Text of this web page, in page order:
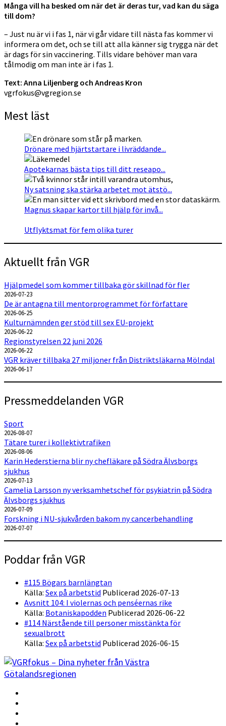
Många vill ha besked om när det är deras tur, vad kan du säga
till dom?
– Just nu är vi i fas 1, när vi går vidare till nästa fas kommer vi
informera om det, och se till att alla känner sig trygga när det
är dags för sin vaccinering. Tills vidare behöver man vara
tålmodig om man inte är i fas 1.
Text: Anna Liljenberg och Andreas Kron
vgrfokus@vgregion.se
Mest läst
Drönare med hjärtstartare i livräddande...
Apotekarnas bästa tips till ditt reseapo...
Ny satsning ska stärka arbetet mot ätstö...
Magnus skapar kartor till hjälp för invå...
Utflyktsmat för fem olika turer
Aktuellt från VGR
Hjälpmedel som kommer tillbaka gör skillnad för fler
2026-07-23
De är antagna till mentorprogrammet för författare
2026-06-25
Kulturnämnden ger stöd till sex EU-projekt
2026-06-22
Regionstyrelsen 22 juni 2026
2026-06-22
VGR kräver tillbaka 27 miljoner från Distriktsläkarna Mölndal
2026-06-17
Pressmeddelanden VGR
Sport
2026-08-07
Tätare turer i kollektivtrafiken
2026-08-06
Karin Hederstierna blir ny chefläkare på Södra Älvsborgs
sjukhus
2026-07-13
Camelia Larsson ny verksamhetschef för psykiatrin på Södra
Älvsborgs sjukhus
2026-07-09
Forskning i NU-sjukvården bakom ny cancerbehandling
2026-07-07
Poddar från VGR
#115 Bögars barnlängtan
Källa: Sex på arbetstid Publicerad 2026-07-13
Avsnitt 104: I violernas och penséernas rike
Källa: Botaniskapodden Publicerad 2026-06-22
#114 Närstående till personer misstänkta för
sexualbrott
Källa: Sex på arbetstid Publicerad 2026-06-15